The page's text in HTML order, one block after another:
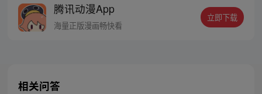
腾讯动漫App
海量正版漫画畅快看
立即下载
相关问答